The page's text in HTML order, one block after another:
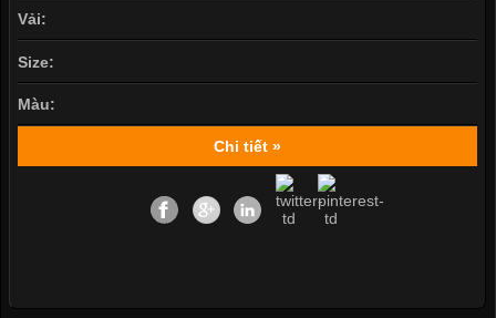
Vải:
Size:
Màu:
Chi tiết »